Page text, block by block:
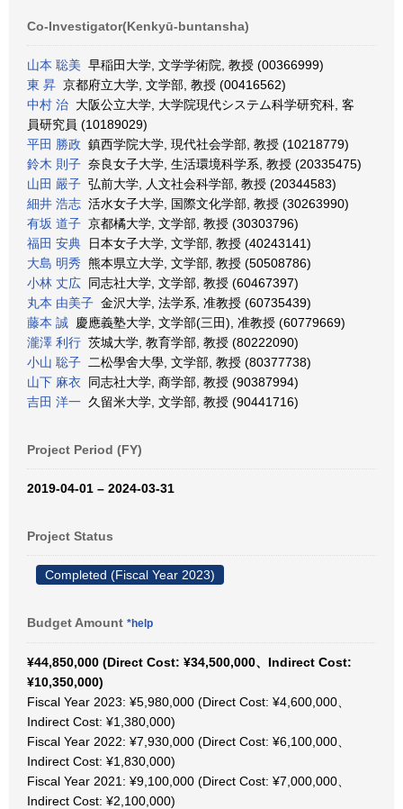
Co-Investigator(Kenkyū-buntansha)
山本 聡美 早稲田大学, 文学学術院, 教授 (00366999)
東 昇 京都府立大学, 文学部, 教授 (00416562)
中村 治 大阪公立大学, 大学院現代システム科学研究科, 客
員研究員 (10189029)
平田 勝政 鎮西学院大学, 現代社会学部, 教授 (10218779)
鈴木 則子 奈良女子大学, 生活環境科学系, 教授 (20335475)
山田 嚴子 弘前大学, 人文社会科学部, 教授 (20344583)
細井 浩志 活水女子大学, 国際文化学部, 教授 (30263990)
有坂 道子 京都橘大学, 文学部, 教授 (30303796)
福田 安典 日本女子大学, 文学部, 教授 (40243141)
大島 明秀 熊本県立大学, 文学部, 教授 (50508786)
小林 丈広 同志社大学, 文学部, 教授 (60467397)
丸本 由美子 金沢大学, 法学系, 准教授 (60735439)
藤本 誠 慶應義塾大学, 文学部(三田), 准教授 (60779669)
瀧澤 利行 茨城大学, 教育学部, 教授 (80222090)
小山 聡子 二松學舍大學, 文学部, 教授 (80377738)
山下 麻衣 同志社大学, 商学部, 教授 (90387994)
吉田 洋一 久留米大学, 文学部, 教授 (90441716)
Project Period (FY)
2019-04-01 – 2024-03-31
Project Status
Completed (Fiscal Year 2023)
Budget Amount *help
¥44,850,000 (Direct Cost: ¥34,500,000、Indirect Cost:
¥10,350,000)
Fiscal Year 2023: ¥5,980,000 (Direct Cost: ¥4,600,000、
Indirect Cost: ¥1,380,000)
Fiscal Year 2022: ¥7,930,000 (Direct Cost: ¥6,100,000、
Indirect Cost: ¥1,830,000)
Fiscal Year 2021: ¥9,100,000 (Direct Cost: ¥7,000,000、
Indirect Cost: ¥2,100,000)